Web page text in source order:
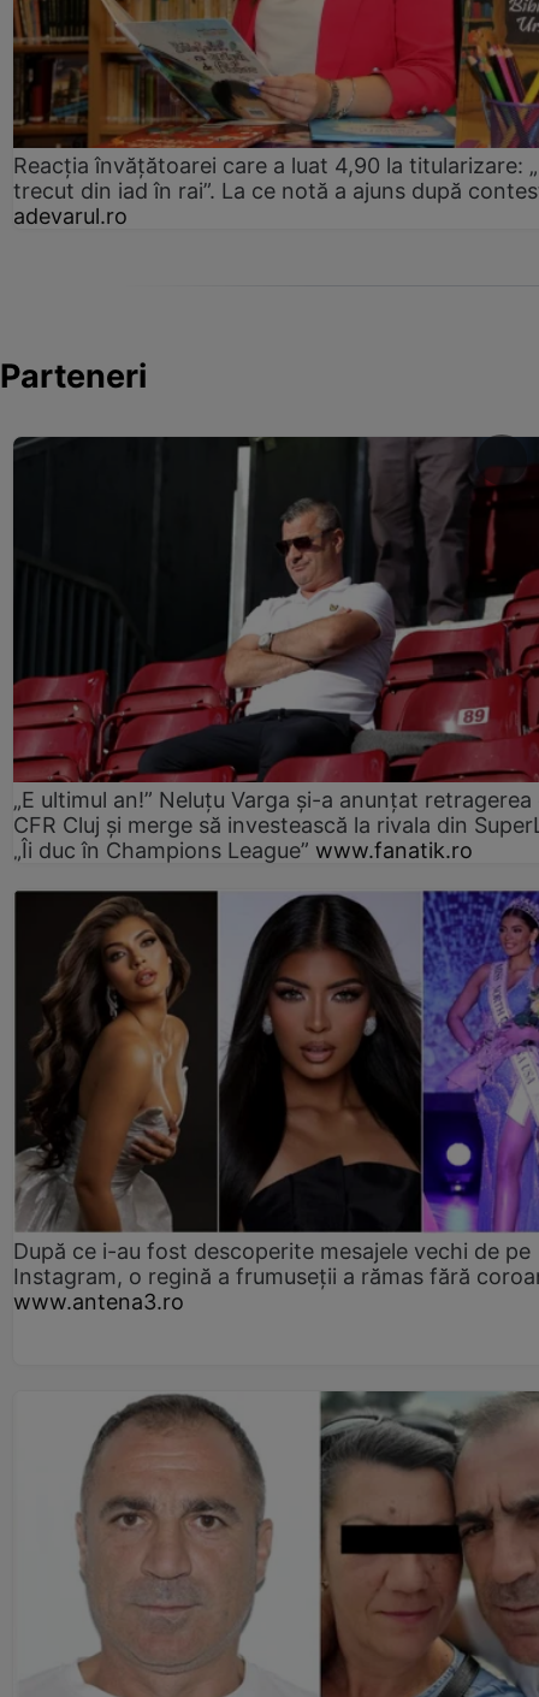
Reacția învățătoarei care a luat 4,90 la titularizare:
trecut din iad în rai”. La ce notă a ajuns după
adevarul.ro
Parteneri
„E ultimul an!” Neluțu Varga și-a anunțat retragerea
CFR Cluj și merge să investească la rivala din
„Îi duc în Champions League” www.fanatik.ro
După ce i-au fost descoperite mesajele vechi de pe
Instagram, o regină a frumuseții a rămas fără
www.antena3.ro